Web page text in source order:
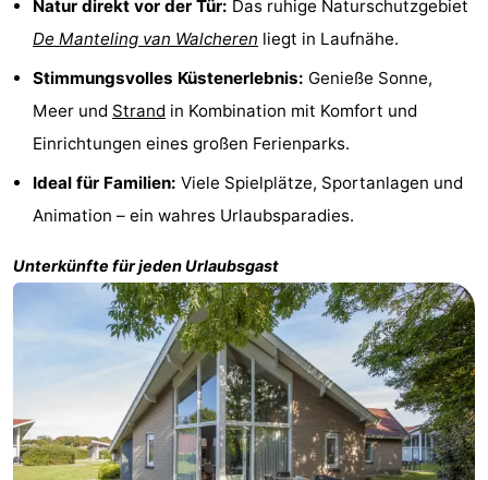
Natur
Sport
Radfahren
-
Golfplatze
-
Natur direkt vor der Tür: Das ruhige Naturschutzgebiet
De Manteling van Walcheren liegt in Laufnähe.
Stimmungsvolles Küstenerlebnis: Genieße Sonne,
Meer und Strand in Kombination mit Komfort und
Einrichtungen eines großen Ferienparks.
Ideal für Familien: Viele Spielplätze, Sportanlagen und
Animation – ein wahres Urlaubsparadies.
Unterkünfte für jeden Urlaubsgast